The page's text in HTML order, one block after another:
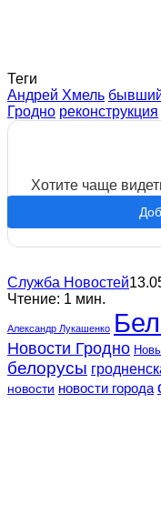
Теги
Андрей Хмель
Гродно реконструкция
Хотите чаще
Служба Новостей
Чтение: 1 мин.
Александр Лукашенко
Новости Гродно
белорусы
новости новости города